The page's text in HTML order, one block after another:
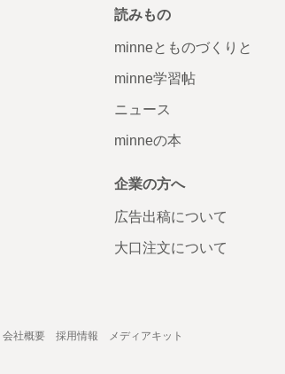
読みもの
minneとものづくりと
minne学習帖
ニュース
minneの本
企業の方へ
広告出稿について
大口注文について
会社概要 採用情報 メディアキット